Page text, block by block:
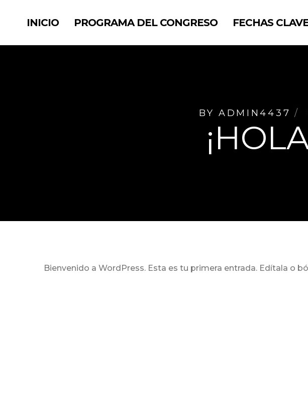
INICIO PROGRAMA DEL CONGRESO FECHAS
BY ADMIN4437
Bienvenido a WordPress. Esta es tu primera entrada. Edítala o